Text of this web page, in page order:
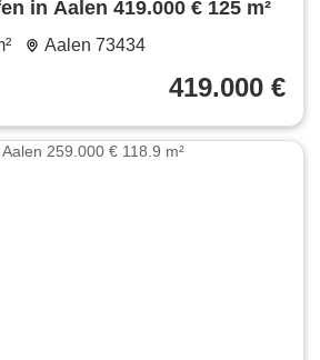
in Aalen 419.000 € 125 m²
Aalen 73434
419.000 €